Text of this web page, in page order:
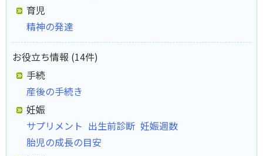
育児
精神の発達
お役立ち情報 (14件)
手続
産後の手続き
妊娠
サプリメント 出生前診断 妊娠週数
胎児の成長の目安